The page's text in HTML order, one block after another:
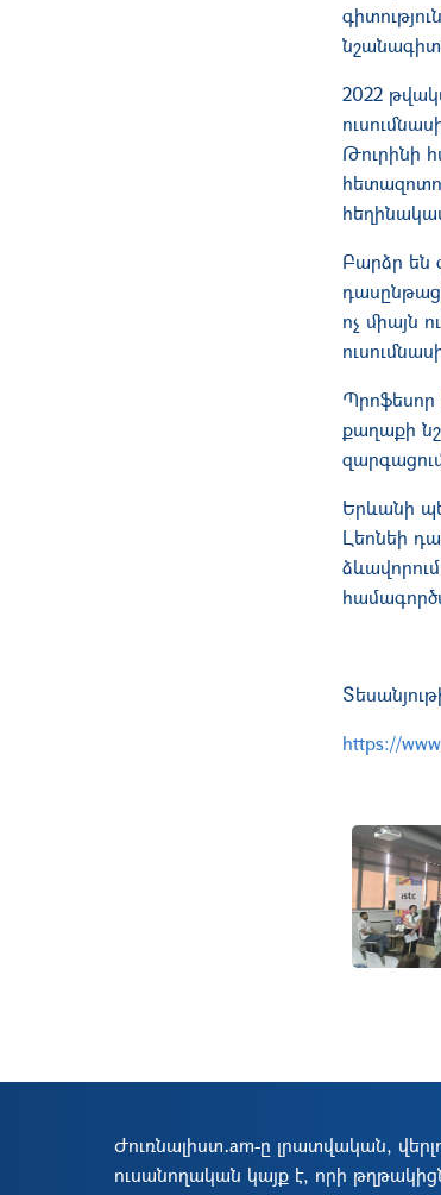
2022
Թուրինի
Բարձր են
ոչ միայն
Պրոֆեսոր
քաղաքի
Երևանի
Լեոնեի
https://
Ժուռնալիստ․am-ը լրատվական,
ուսանողական կայք է, որի